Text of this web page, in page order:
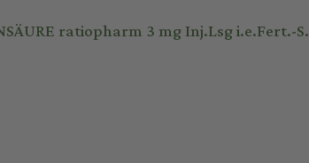
ratiopharm 3 mg Inj.Lsg i.e.Fert.-S.